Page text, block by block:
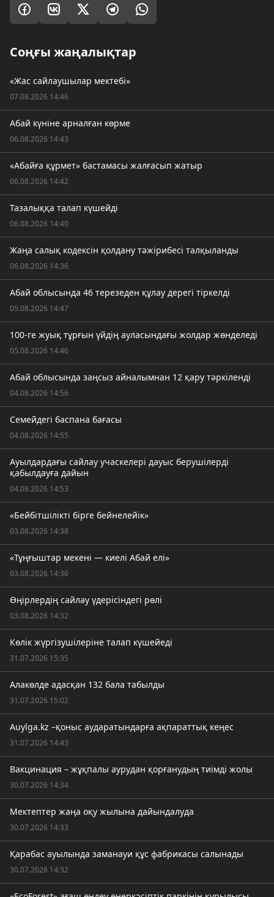
Соңғы жаңалықтар
«Жас сайлаушылар мектебі»
07.08.2026 14:46
Абай күніне арналған көрме
06.08.2026 14:43
«Абайға құрмет» бастамасы жалғасып жатыр
06.08.2026 14:42
Тазалыққа талап күшейді
06.08.2026 14:40
Жаңа салық кодексін қолдану тәжірибесі талқыланды
06.08.2026 14:36
Абай облысында 46 терезеден құлау дерегі тіркелді
05.08.2026 14:47
100-ге жуық тұрғын үйдің ауласындағы жолдар жөнделеді
05.08.2026 14:46
Абай облысында заңсыз айналымнан 12 қару тәркіленді
04.08.2026 14:56
Семейдегі баспана бағасы
04.08.2026 14:55
Ауылдардағы сайлау учаскелері дауыс берушілерді
қабылдауға дайын
04.08.2026 14:53
«Бейбітшілікті бірге бейнелейік»
03.08.2026 14:38
«Тұңғыштар мекені — киелі Абай елі»
03.08.2026 14:36
Өңірлердің сайлау үдерісіндегі рөлі
03.08.2026 14:32
Көлік жүргізушілеріне талап күшейеді
31.07.2026 15:35
Алакөлде адасқан 132 бала табылды
31.07.2026 15:02
Auylga.kz –қоныс аударатындарға ақпараттық кеңес
31.07.2026 14:43
Вакцинация – жұқпалы аурудан қорғанудың тиімді жолы
30.07.2026 14:34
Мектептер жаңа оқу жылына дайындалуда
30.07.2026 14:33
Қарабас ауылында заманауи құс фабрикасы салынады
30.07.2026 14:32